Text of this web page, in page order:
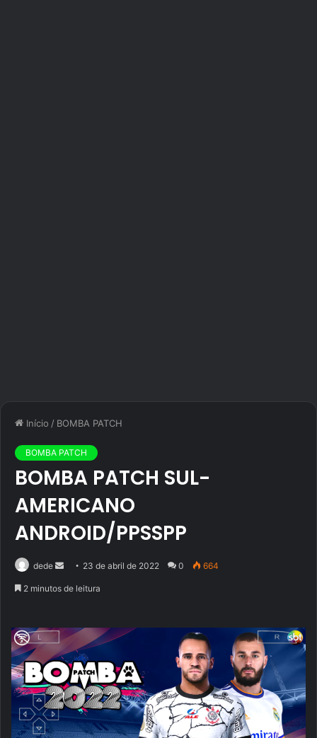
Início / BOMBA PATCH
BOMBA PATCH
BOMBA PATCH SUL-
AMERICANO
ANDROID/PPSSPP
dede
Mande23 de abril de 2022 0 664
2 minutos de leitura